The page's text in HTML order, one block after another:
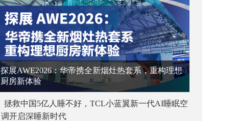
探展AWE2026：华帝携全新烟灶热套系，重构理想
厨房新体验
拯救中国5亿人睡不好，TCL小蓝翼新一代AI睡眠空
调开启深睡新时代